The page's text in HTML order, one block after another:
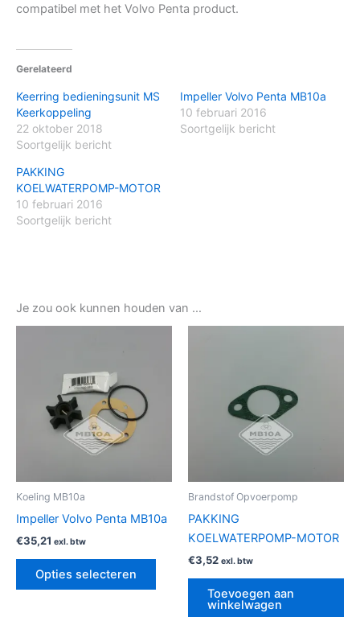
compatibel met het Volvo Penta product.
Gerelateerd
Keerring bedieningsunit MS
Keerkoppeling
22 oktober 2018
Soortgelijk bericht
Impeller Volvo Penta MB10a
10 februari 2016
Soortgelijk bericht
PAKKING
KOELWATERPOMP-MOTOR
10 februari 2016
Soortgelijk bericht
Je zou ook kunnen houden van …
Koeling MB10a
Impeller Volvo Penta MB10a
€35,21 exl. btw
Opties selecteren
op
productpagina
Brandstof Opvoerpomp
PAKKING
KOELWATERPOMP-MOTOR
€3,52 exl. btw
Toevoegen aan
winkelwagen